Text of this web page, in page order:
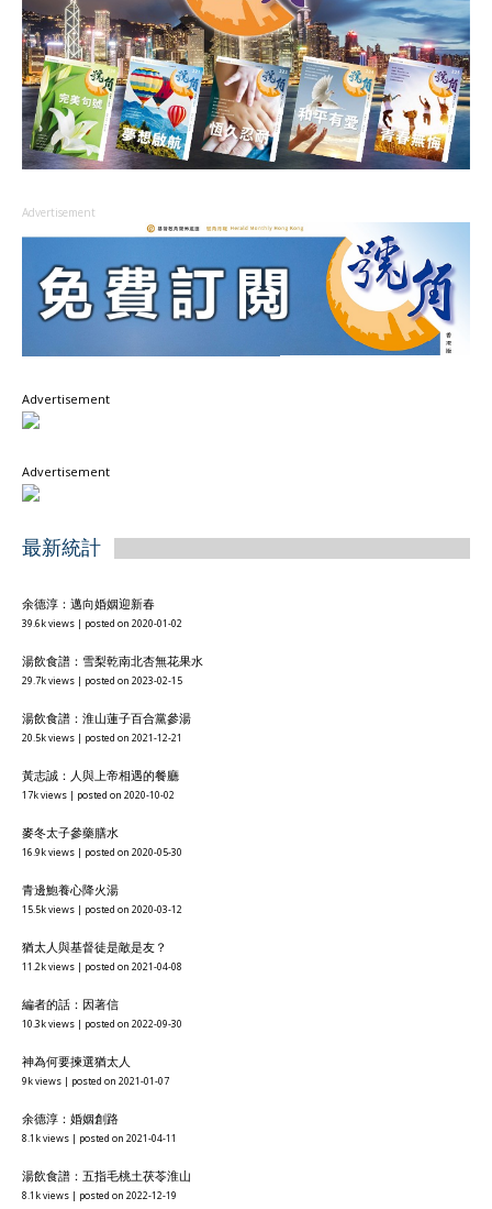
Advertisement
Advertisement
Advertisement
最新統計
余德淳：邁向婚姻迎新春
39.6k views | posted on 2020-01-02
湯飲食譜：雪梨乾南北杏無花果水
29.7k views | posted on 2023-02-15
湯飲食譜：淮山蓮子百合黨參湯
20.5k views | posted on 2021-12-21
黃志誠：人與上帝相遇的餐廳
17k views | posted on 2020-10-02
麥冬太子參藥膳水
16.9k views | posted on 2020-05-30
青邊鮑養心降火湯
15.5k views | posted on 2020-03-12
猶太人與基督徒是敵是友？
11.2k views | posted on 2021-04-08
編者的話：因著信
10.3k views | posted on 2022-09-30
神為何要揀選猶太人
9k views | posted on 2021-01-07
余德淳：婚姻創路
8.1k views | posted on 2021-04-11
湯飲食譜：五指毛桃土茯苓淮山
8.1k views | posted on 2022-12-19